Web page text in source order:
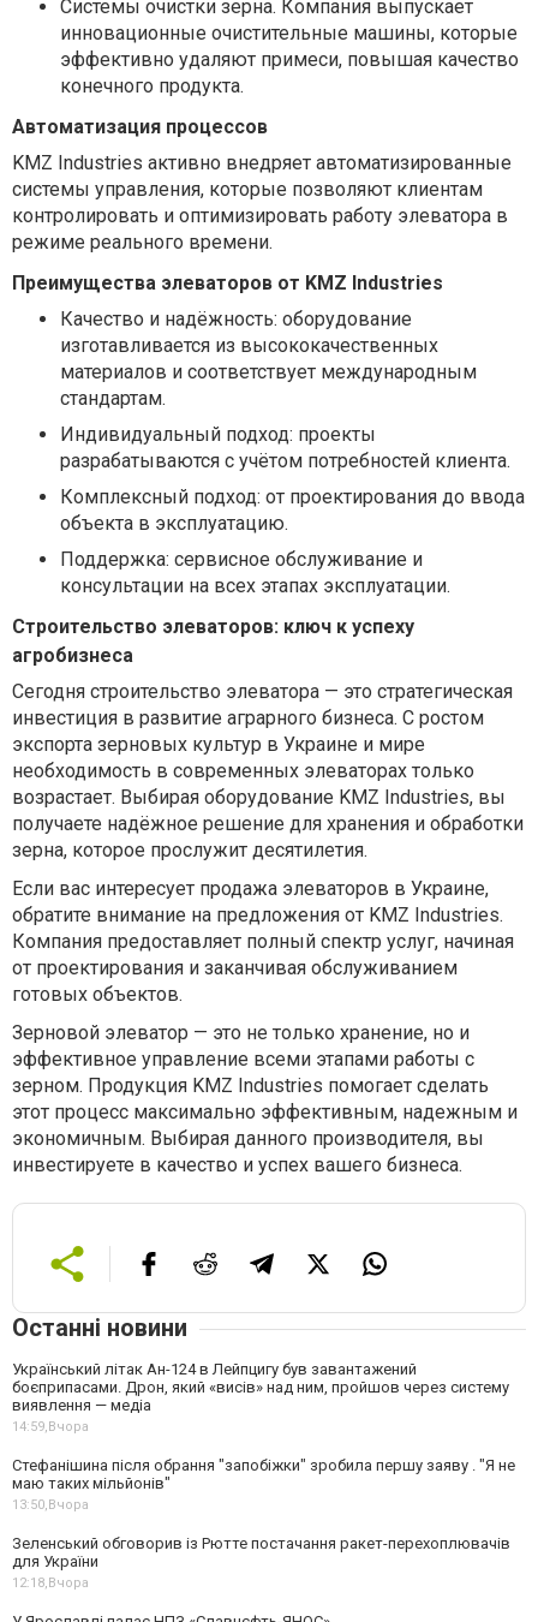
Системы очистки зерна. Компания выпускает
инновационные очистительные машины, которые
эффективно удаляют примеси, повышая качество
конечного продукта.
Автоматизация процессов
KMZ Industries активно внедряет автоматизированные
системы управления, которые позволяют клиентам
контролировать и оптимизировать работу элеватора в
режиме реального времени.
Преимущества элеваторов от KMZ Industries
Качество и надёжность: оборудование
изготавливается из высококачественных
материалов и соответствует международным
стандартам.
Индивидуальный подход: проекты
разрабатываются с учётом потребностей клиента.
Комплексный подход: от проектирования до ввода
объекта в эксплуатацию.
Поддержка: сервисное обслуживание и
консультации на всех этапах эксплуатации.
Строительство элеваторов: ключ к успеху
агробизнеса
Сегодня строительство элеватора — это стратегическая
инвестиция в развитие аграрного бизнеса. С ростом
экспорта зерновых культур в Украине и мире
необходимость в современных элеваторах только
возрастает. Выбирая оборудование KMZ Industries, вы
получаете надёжное решение для хранения и обработки
зерна, которое прослужит десятилетия.
Если вас интересует продажа элеваторов в Украине,
обратите внимание на предложения от KMZ Industries.
Компания предоставляет полный спектр услуг, начиная
от проектирования и заканчивая обслуживанием
готовых объектов.
Зерновой элеватор — это не только хранение, но и
эффективное управление всеми этапами работы с
зерном. Продукция KMZ Industries помогает сделать
этот процесс максимально эффективным, надежным и
экономичным. Выбирая данного производителя, вы
инвестируете в качество и успех вашего бизнеса.
Останні новини
Український літак Ан-124 в Лейпцигу був завантажений
боєприпасами. Дрон, який «висів» над ним, пройшов через систему
виявлення — медіа
14:59,Вчора
Стефанішина після обрання "запобіжки" зробила першу заяву . "Я не
маю таких мільйонів"
13:50,Вчора
Зеленський обговорив із Рютте постачання ракет-перехоплювачів
для України
12:18,Вчора